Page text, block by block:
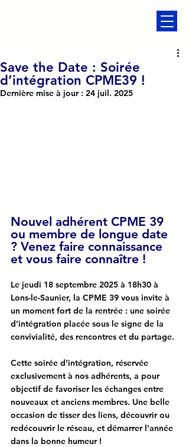
Save the Date : Soirée
d’intégration CPME39 !
Dernière mise à jour : 24 juil. 2025
Nouvel adhérent CPME 39
ou membre de longue date
? Venez faire connaissance
et vous faire connaître !
Le jeudi 18 septembre 2025 à 18h30 à
Lons-le-Saunier, la CPME 39 vous invite à
un moment fort de la rentrée : une soirée
d’intégration placée sous le signe de la
convivialité, des rencontres et du partage.
Cette soirée d’intégration, réservée
exclusivement à nos adhérents, a pour
objectif de favoriser les échanges entre
nouveaux et anciens membres. Une belle
occasion de tisser des liens, découvrir ou
redécouvrir le réseau, et démarrer l’année
dans la bonne humeur !